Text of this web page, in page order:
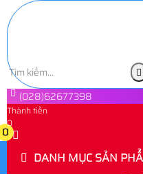
(028)62677398
Thành tiền
0
0
DANH MỤC SẢN